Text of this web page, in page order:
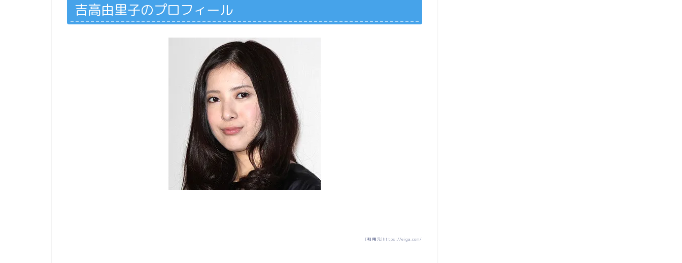
吉高由里子のプロフィール
[引用元]https://eiga.com/